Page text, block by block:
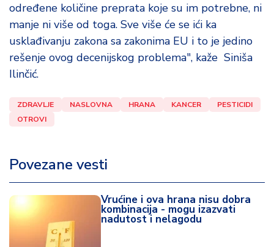
određene količine preprata koje su im potrebne, ni
manje ni više od toga. Sve više će se ići ka
usklađivanju zakona sa zakonima EU i to je jedino
rešenje ovog decenijskog problema", kaže Siniša
Ilinčić.
ZDRAVLJE NASLOVNA HRANA KANCER
PESTICIDI
OTROVI
Povezane vesti
Vrućine i ova hrana nisu dobra
kombinacija - mogu izazvati
nadutost i nelagodu